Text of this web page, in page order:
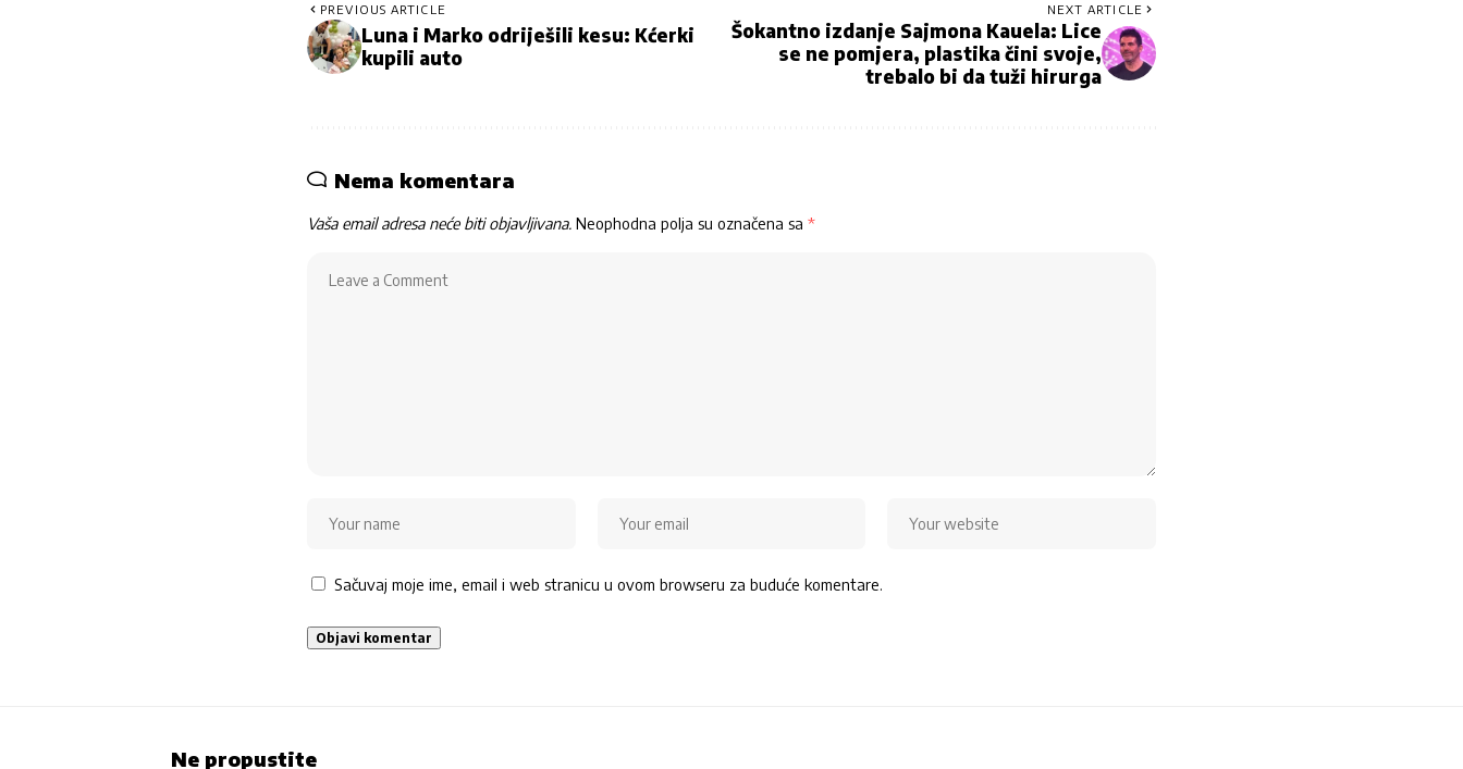
PREVIOUS ARTICLE
Luna i Marko odriješili kesu: Kćerki
kupili auto
NEXT ARTICLE
Šokantno izdanje Sajmona Kauela: Lice
se ne pomjera, plastika čini svoje,
trebalo bi da tuži hirurga
Nema komentara
Vaša email adresa neće biti objavljivana. Neophodna polja su označena sa *
Sačuvaj moje ime, email i web stranicu u ovom browseru za buduće komentare.
Ne propustite